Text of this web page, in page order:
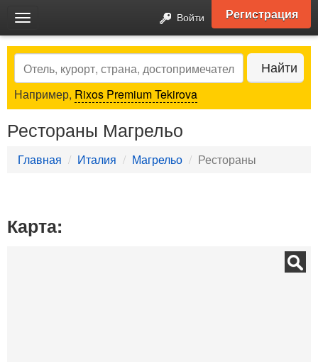
Toggle
navigation
Войти Регистрация
Search Найти
Например, Rixos Premium Tekirova
Рестораны Магрельо
Главная Италия Магрельо Рестораны
Карта: